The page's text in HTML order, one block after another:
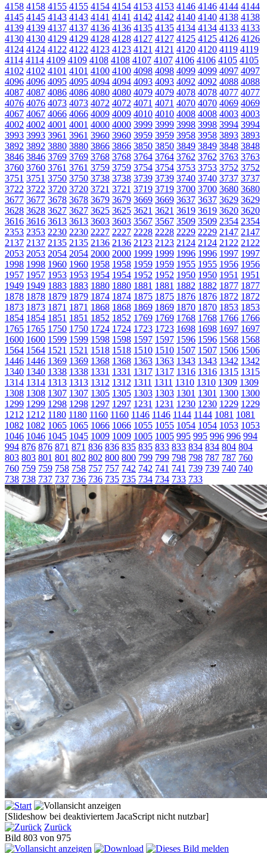
4158 4158 4155 4155 4154 4154 4153 4153 4146 4146 4144 4144
4145 4145 4143 4143 4141 4141 4142 4142 4140 4140 4138 4138
4139 4139 4137 4137 4136 4136 4135 4135 4134 4134 4133 4133
4130 4130 4129 4129 4128 4128 4127 4127 4125 4125 4126 4126
4124 4124 4122 4122 4123 4123 4121 4121 4120 4120 4119 4119
4114 4114 4109 4109 4108 4108 4107 4107 4106 4106 4105 4105
4102 4102 4101 4101 4100 4100 4098 4098 4099 4099 4097 4097
4096 4096 4095 4095 4094 4094 4093 4093 4092 4092 4088 4088
4087 4087 4086 4086 4080 4080 4079 4079 4078 4078 4077 4077
4076 4076 4073 4073 4072 4072 4071 4071 4070 4070 4069 4069
4067 4067 4066 4066 4009 4009 4010 4010 4008 4008 4003 4003
4002 4002 4001 4001 4000 4000 3999 3999 3998 3998 3994 3994
3993 3993 3961 3961 3960 3960 3959 3959 3958 3958 3893 3893
3892 3892 3880 3880 3866 3866 3850 3850 3849 3849 3848 3848
3846 3846 3769 3769 3768 3768 3764 3764 3762 3762 3763 3763
3760 3760 3761 3761 3759 3759 3754 3754 3753 3753 3752 3752
3751 3751 3750 3750 3738 3738 3739 3739 3740 3740 3737 3737
3722 3722 3720 3720 3721 3721 3719 3719 3700 3700 3680 3680
3677 3677 3678 3678 3679 3679 3669 3669 3637 3637 3629 3629
3628 3628 3627 3627 3625 3625 3621 3621 3619 3619 3620 3620
3616 3616 3613 3613 3603 3603 3567 3567 3509 3509 2354 2354
2353 2353 2230 2230 2227 2227 2228 2228 2229 2229 2147 2147
2137 2137 2135 2135 2136 2136 2123 2123 2124 2124 2122 2122
2053 2053 2054 2054 2000 2000 1999 1999 1996 1996 1997 1997
1998 1998 1960 1960 1958 1958 1959 1959 1955 1955 1956 1956
1957 1957 1953 1953 1954 1954 1952 1952 1950 1950 1951 1951
1949 1949 1883 1883 1880 1880 1881 1881 1882 1882 1877 1877
1878 1878 1879 1879 1874 1874 1875 1875 1876 1876 1872 1872
1873 1873 1871 1871 1868 1868 1869 1869 1870 1870 1853 1853
1854 1854 1851 1851 1852 1852 1769 1769 1768 1768 1766 1766
1765 1765 1750 1750 1724 1724 1723 1723 1698 1698 1697 1697
1600 1600 1599 1599 1598 1598 1597 1597 1596 1596 1568 1568
1564 1564 1521 1521 1518 1518 1510 1510 1507 1507 1506 1506
1446 1446 1369 1369 1368 1368 1363 1363 1343 1343 1342 1342
1340 1340 1338 1338 1331 1331 1317 1317 1316 1316 1315 1315
1314 1314 1313 1313 1312 1312 1311 1311 1310 1310 1309 1309
1308 1308 1307 1307 1305 1305 1303 1303 1301 1301 1300 1300
1299 1299 1298 1298 1297 1297 1231 1231 1230 1230 1229 1229
1212 1212 1180 1180 1160 1160 1146 1146 1144 1144 1081 1081
1082 1082 1065 1065 1066 1066 1055 1055 1054 1054 1053 1053
1046 1046 1045 1045 1009 1009 1005 1005 995 995 996 996 994
994 876 876 871 871 836 836 835 835 833 833 834 834 804 804
803 803 801 801 802 802 800 800 799 799 798 798 787 787 760
760 759 759 758 758 757 757 742 742 741 741 739 739 740 740
738 738 737 737 736 736 735 735 734 734 733 733
[Slideshow bei deaktiviertem JacaScript nicht nutzbar]
Zurück
Bild 803 von 975